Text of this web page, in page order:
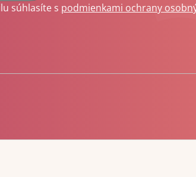
súhlasíte s podmienkami ochrany